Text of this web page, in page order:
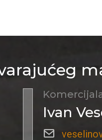
Ivan